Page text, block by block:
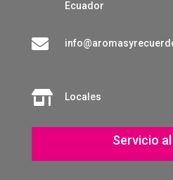
Ecuador

 Locales
Servicio